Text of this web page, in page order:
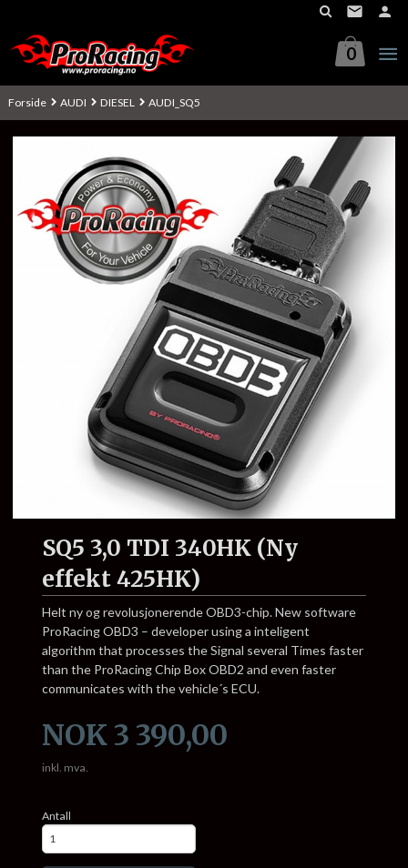
innholdet
0
Forside AUDI DIESEL AUDI_SQ5
SQ5 3,0 TDI 340HK (Ny
effekt 425HK)
Helt ny og revolusjonerende OBD3-chip. New software
ProRacing OBD3 – developer using a inteligent
algorithm that processes the Signal several Times faster
than the ProRacing Chip Box OBD2 and even faster
communicates with the vehicle´s ECU.
Pris
NOK 3 390,00
inkl. mva.
Antall